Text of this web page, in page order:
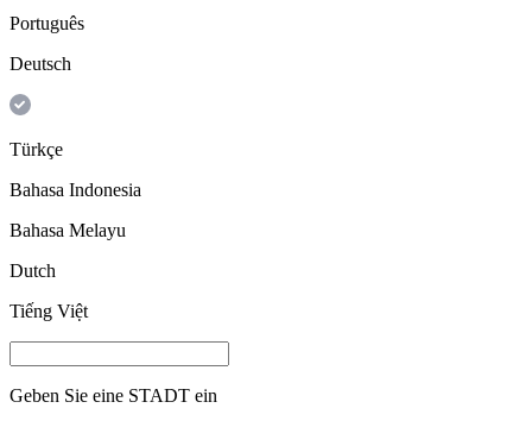
Português
Deutsch
Türkçe
Bahasa Indonesia
Bahasa Melayu
Dutch
Tiếng Việt
Geben Sie eine STADT ein